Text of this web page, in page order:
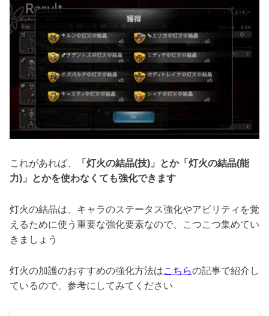
これがあれば、
「灯火の結晶(技)」とか「灯火の結晶(能
力)」とかを使わなくても強化できます
灯火の結晶は、キャラのステータス強化やアビリティを覚
えるために使う重要な強化要素なので、こつこつ集めてい
きましょう
灯火の加護のおすすめの強化方法はこちらの記事で紹介し
ているので、参考にしてみてください